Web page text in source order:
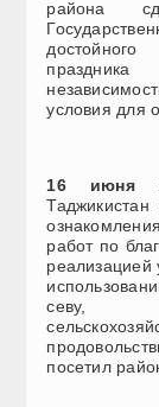
района
условия для
16 июня
работ по
реализацией
севу,
посетил